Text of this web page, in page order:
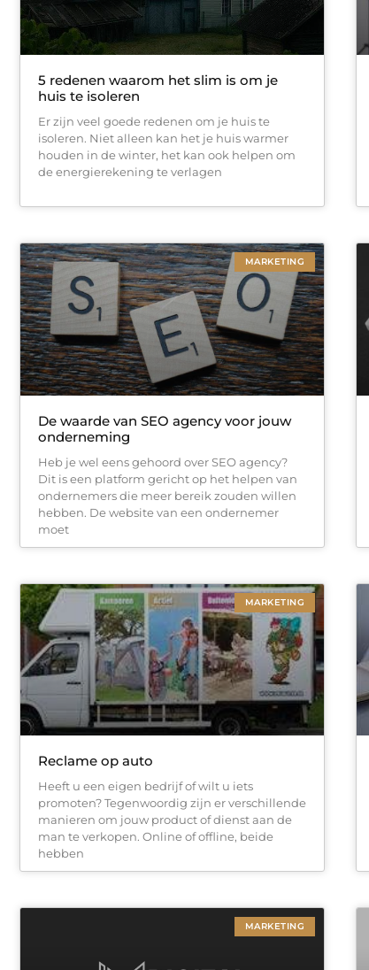
5 redenen waarom het slim is om je
huis te isoleren
Er zijn veel goede redenen om je huis te
isoleren. Niet alleen kan het je huis warmer
houden in de winter, het kan ook helpen om
de energierekening te verlagen
MARKETING
De waarde van SEO agency voor jouw
onderneming
Heb je wel eens gehoord over SEO agency?
Dit is een platform gericht op het helpen van
ondernemers die meer bereik zouden willen
hebben. De website van een ondernemer
moet
MARKETING
Reclame op auto
Heeft u een eigen bedrijf of wilt u iets
promoten? Tegenwoordig zijn er verschillende
manieren om jouw product of dienst aan de
man te verkopen. Online of offline, beide
hebben
MARKETING